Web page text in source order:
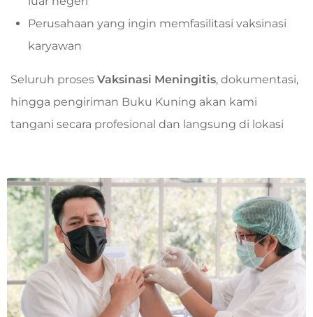
Perusahaan yang ingin memfasilitasi vaksinasi
karyawan
Seluruh proses Vaksinasi Meningitis, dokumentasi,
hingga pengiriman Buku Kuning akan kami
tangani secara profesional dan langsung di lokasi